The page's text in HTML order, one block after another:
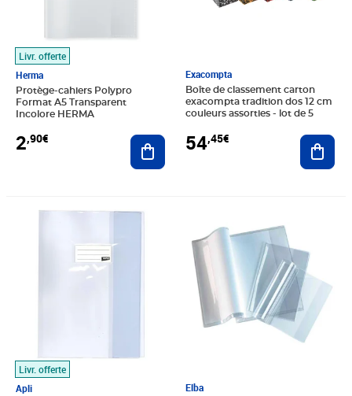
Livr. offerte
Herma
Protège-cahiers Polypro
Format A5 Transparent
Incolore HERMA
2,90€ Ajouter au panier
Exacompta
Boîte de classement carton
exacompta tradition dos 12 cm
couleurs assorties - lot de 5
54,45€
Livr. offerte
Apli
Elba